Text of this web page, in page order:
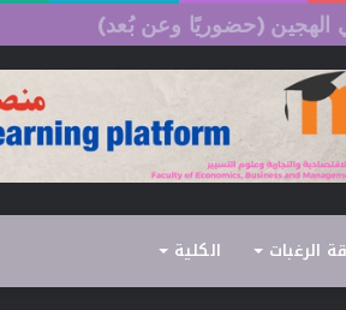
2025
الرغبات الكلية